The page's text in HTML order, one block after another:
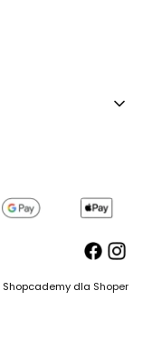
Shopcademy dla Shoper